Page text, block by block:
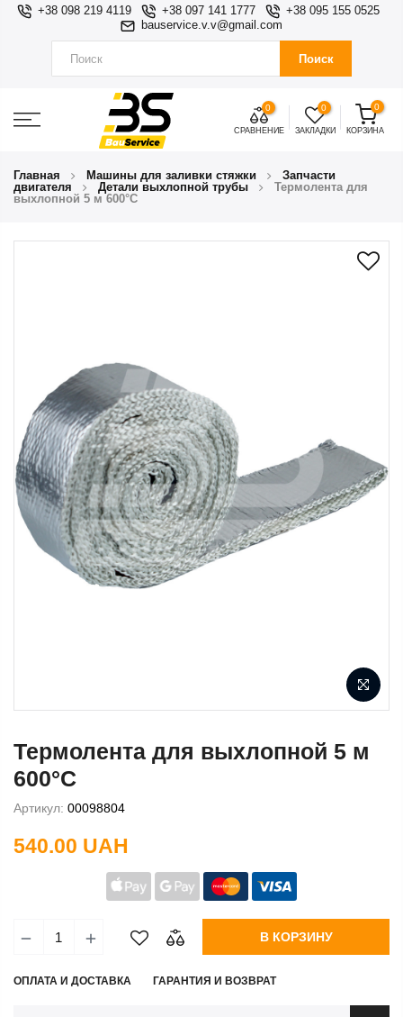
+38 098 219 4119 +38 097 141 1777
+38 095 155 0525
bauservice.v.v@gmail.com
Поиск
0
СРАВНЕНИЕ
0
ЗАКЛАДКИ
0
КОРЗИНА
Главная Машины для заливки стяжки
Запчасти
двигателя
Детали выхлопной трубы
Термолента для
выхлопной 5 м 600°С
Термолента для выхлопной 5 м
600°С
Артикул: 00098804
540.00 UAH
В КОРЗИНУ
ОПЛАТА И ДОСТАВКА ГАРАНТИЯ И ВОЗВРАТ